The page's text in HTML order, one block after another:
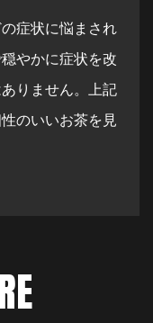
症状に悩まされ
やかに症状を改
りません。上記
のいいお茶を見